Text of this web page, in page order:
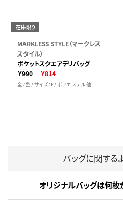
在庫限り
MARKLESS STYLE（マークレス
スタイル）
ポケットスクエアデリバッグ
￥990
￥814
全2色 / サイズ：F / ポリエステル 他
バッグに関する
オリジナルバッグは何枚